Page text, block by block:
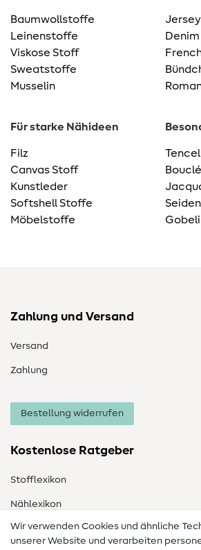
Baumwollstoffe
Leinenstoffe
Viskose Stoff
Sweatstoffe
Musselin
Für starke Nähideen
Filz
Canvas Stoff
Kunstleder
Softshell Stoffe
Möbelstoffe
Zahlung und Versand
Versand
Zahlung
Bestellung widerrufen
Kostenlose Ratgeber
Stofflexikon
Nählexikon
Nähanleitungen
Wir verwenden Cookies und ähnliche
unserer Website und verarbeiten